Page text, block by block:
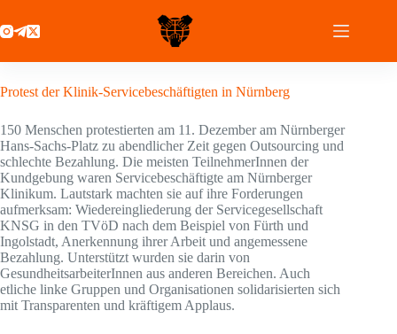
Inhalt
springen
Protest der Klinik-Servicebeschäftigten in Nürnberg
150 Menschen protestierten am 11. Dezember am Nürnberger
Hans-Sachs-Platz zu abendlicher Zeit gegen Outsourcing und
schlechte Bezahlung. Die meisten TeilnehmerInnen der
Kundgebung waren Servicebeschäftigte am Nürnberger
Klinikum. Lautstark machten sie auf ihre Forderungen
aufmerksam: Wiedereingliederung der Servicegesellschaft
KNSG in den TVöD nach dem Beispiel von Fürth und
Ingolstadt, Anerkennung ihrer Arbeit und angemessene
Bezahlung. Unterstützt wurden sie darin von
GesundheitsarbeiterInnen aus anderen Bereichen. Auch
etliche linke Gruppen und Organisationen solidarisierten sich
mit Transparenten und kräftigem Applaus.